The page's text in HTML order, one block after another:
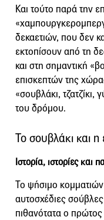
Και τούτο παρά την
δεκαετιών, που δεν
εκτοπίσουν από τη
και στη σημαντική
επισκεπτών της
«σουβλάκι,
του δρόμου.
Το σουβλάκι και η
Ιστορία, ιστορίες και
Το ψήσιμο
αυτοσχέδιες
πιθανότατα ο